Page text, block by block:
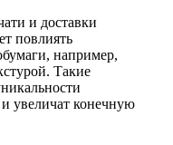
и доставки
повлиять
например,
Такие
увеличат конечную